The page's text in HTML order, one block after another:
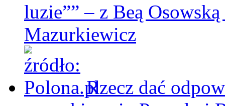
luzie”” – z Beą
Mazurkiewicz
Rzecz dać